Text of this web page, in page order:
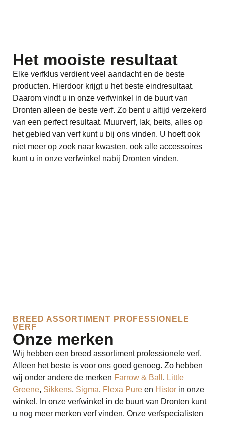
Het mooiste resultaat
Elke verfklus verdient veel aandacht en de beste
producten. Hierdoor krijgt u het beste eindresultaat.
Daarom vindt u in onze verfwinkel in de buurt van
Dronten alleen de beste verf. Zo bent u altijd verzekerd
van een perfect resultaat. Muurverf, lak, beits, alles op
het gebied van verf kunt u bij ons vinden. U hoeft ook
niet meer op zoek naar kwasten, ook alle accessoires
kunt u in onze verfwinkel nabij Dronten vinden.
BREED ASSORTIMENT PROFESSIONELE
VERF
Onze merken
Wij hebben een breed assortiment professionele verf.
Alleen het beste is voor ons goed genoeg. Zo hebben
wij onder andere de merken Farrow & Ball , Little
Greene, Sikkens, Sigma, Flexa Pure en Histor in onze
winkel. In onze verfwinkel in de buurt van Dronten kunt
u nog meer merken verf vinden. Onze verfspecialisten